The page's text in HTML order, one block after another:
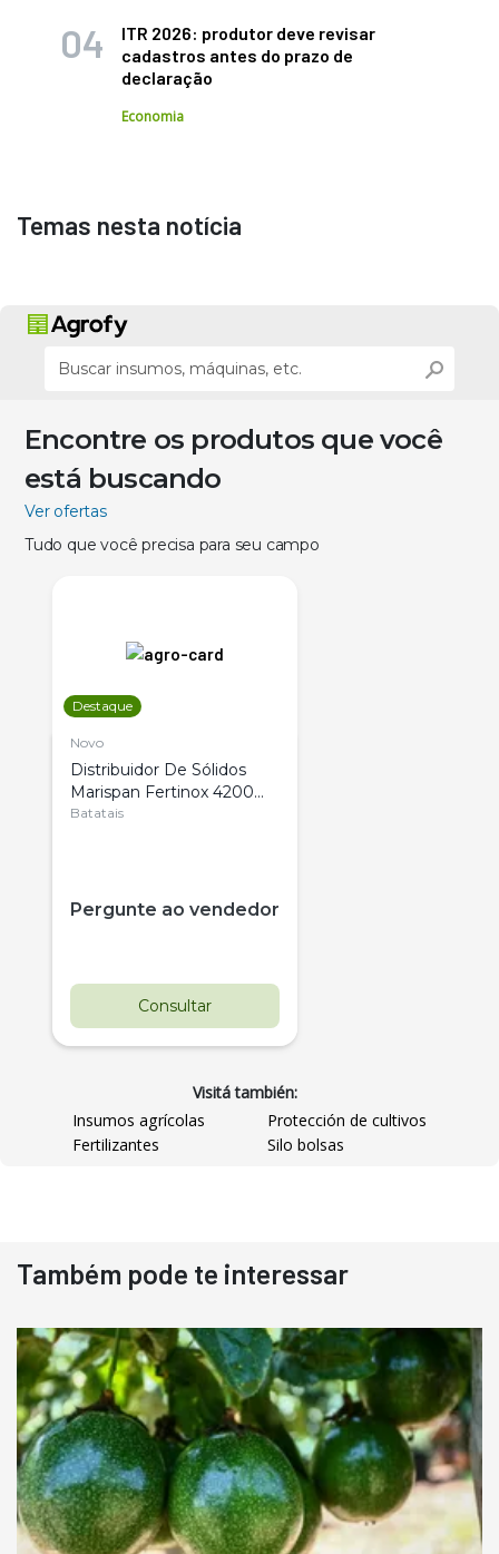
ITR 2026: produtor deve revisar
cadastros antes do prazo de
declaração
Economia
Temas nesta notícia
Encontre os produtos que você
está buscando
Ver ofertas
Tudo que você precisa para seu campo
Destaque
Novo
Distribuidor De Sólidos
Marispan Fertinox 4200
Citrus
Batatais
Pergunte ao vendedor
Consultar
Pá Carregadeira Cat 966
Ano 1987
R$ 145.000
Consultar
Visitá también:
Insumos agrícolas
Protección de cultivos
Fertilizantes
Silo bolsas
Também pode te interessar